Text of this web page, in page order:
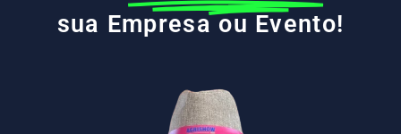
sua Empresa ou Evento!